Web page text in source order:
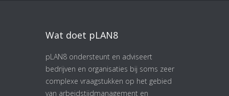
Wat doet pLAN8
pLAN8 ondersteunt en adviseert
bedrijven en organisaties bij soms zeer
complexe vraagstukken op het gebied
van arbeidstijdmanagement en